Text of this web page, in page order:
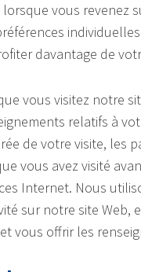
lorsque vous revenez
davantage de
vous visitez notre
relatifs à
de votre visite, les
vous avez visité
Internet. Nous
sur notre site
vous offrir les